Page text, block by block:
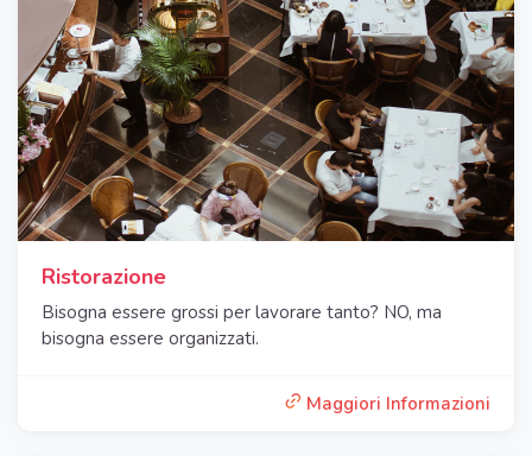
Ristorazione
Bisogna essere grossi per lavorare tanto? NO, ma
bisogna essere organizzati.
Maggiori Informazioni